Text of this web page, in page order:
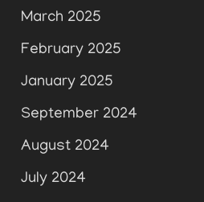
March 2025
February 2025
January 2025
September 2024
August 2024
July 2024